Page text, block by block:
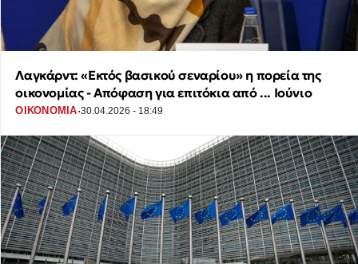
Λαγκάρντ: «Εκτός βασικού σεναρίου» η πορεία της
οικονομίας - Απόφαση για επιτόκια από ... Ιούνιο
ΟΙΚΟΝΟΜΙΑ·30.04.2026 - 18:49